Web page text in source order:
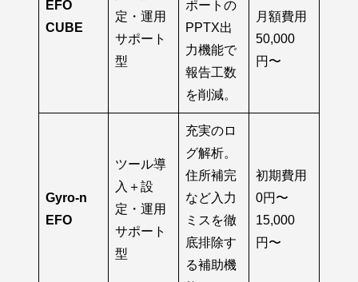
EFO
CUBE
定・運用
サポート
型
ポートの
PPTX出
力機能で
報告工数
を削減。
月額費用
50,000
円〜
Gyro-n
EFO
ツール導
入＋設
定・運用
サポート
型
充実のロ
グ解析。
住所補完
など入力
ミスを徹
底排除す
る補助機
初期費用
0円〜
15,000
円〜